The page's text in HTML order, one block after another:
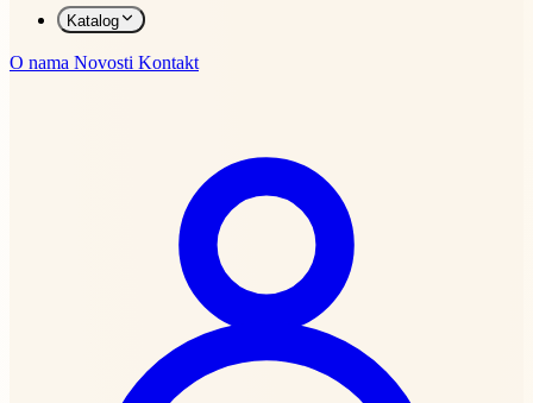
Katalog
O nama Novosti Kontakt